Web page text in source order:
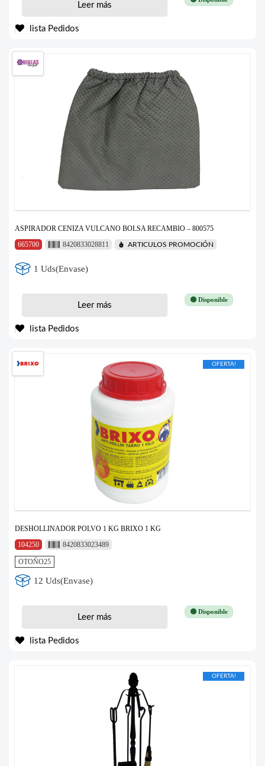
Leer más
lista Pedidos
ASPIRADOR CENIZA VULCANO BOLSA RECAMBIO – 800575
665700
8420833028811 ARTICULOS PROMOCIÓN
1 Uds(Envase)
🟢 Disponible
Leer más
lista Pedidos
OFERTA!
DESHOLLINADOR POLVO 1 KG BRIXO 1 KG
104250
8420833023489
OTOÑO25
12 Uds(Envase)
🟢 Disponible
Leer más
lista Pedidos
OFERTA!